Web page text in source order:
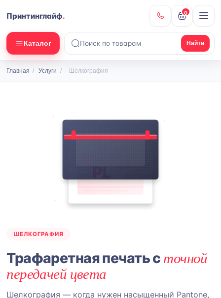
Принтинглайф. 0
Каталог Найти
Главная / Услуги / Шелкография
ШЕЛКОГРАФИЯ
Трафаретная печать с точной
передачей цвета
Шелкография — когда нужен насыщенный Pantone,
PL